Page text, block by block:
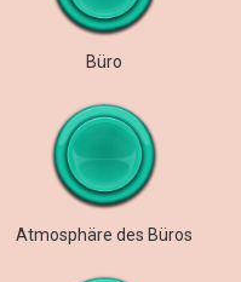
Büro
Atmosphäre des Büros